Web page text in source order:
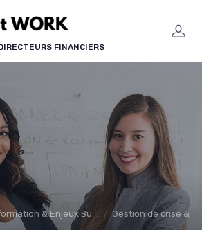
FINANCIERS
& Enjeux Business Gestion de crise &
cookies